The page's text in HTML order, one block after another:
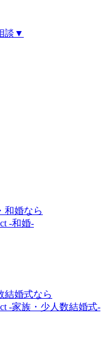
談 ▼
和婚なら
-和婚-
結婚式なら
-家族・少人数結婚式-